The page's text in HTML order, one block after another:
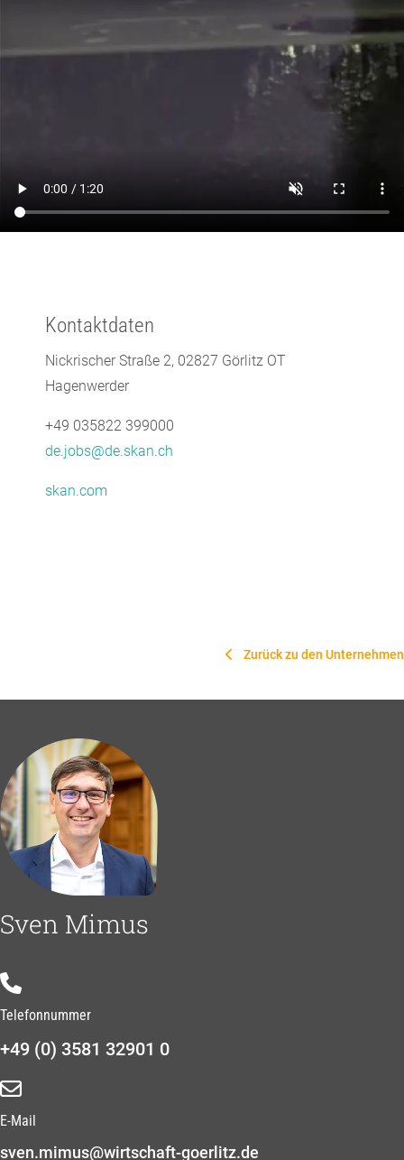
Kontaktdaten
Nickrischer Straße 2, 02827 Görlitz OT
Hagenwerder
+49 035822 399000
de.jobs@de.skan.ch
skan.com
Zurück zu den Unternehmen
Sven Mimus
Telefonnummer
+49 (0) 3581 32901 0
E-Mail
sven.mimus@wirtschaft-goerlitz.de